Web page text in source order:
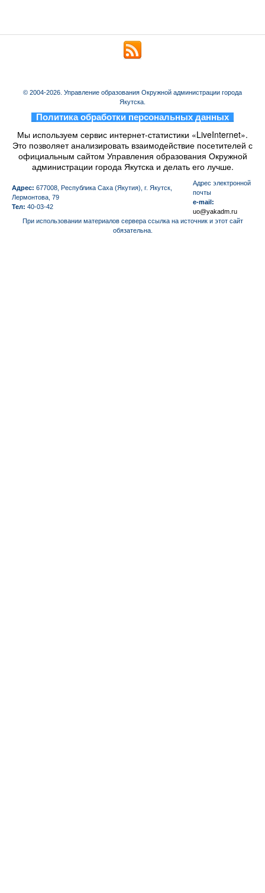
© 2004-2026. Управление образования Окружной администрации города
Якутска.
Политика обработки персональных данных
Мы используем сервис интернет-статистики «LiveInternet».
Это позволяет анализировать взаимодействие посетителей с
официальным сайтом Управления образования Окружной
администрации города Якутска и делать его лучше.
Адрес: 677008, Республика Саха (Якутия), г. Якутск,
Лермонтова, 79
Тел: 40-03-42
Aдрес электронной
почты
e-mail:
uo@yakadm.ru
При использовании материалов сервера ссылка на источник и этот сайт
обязательна.